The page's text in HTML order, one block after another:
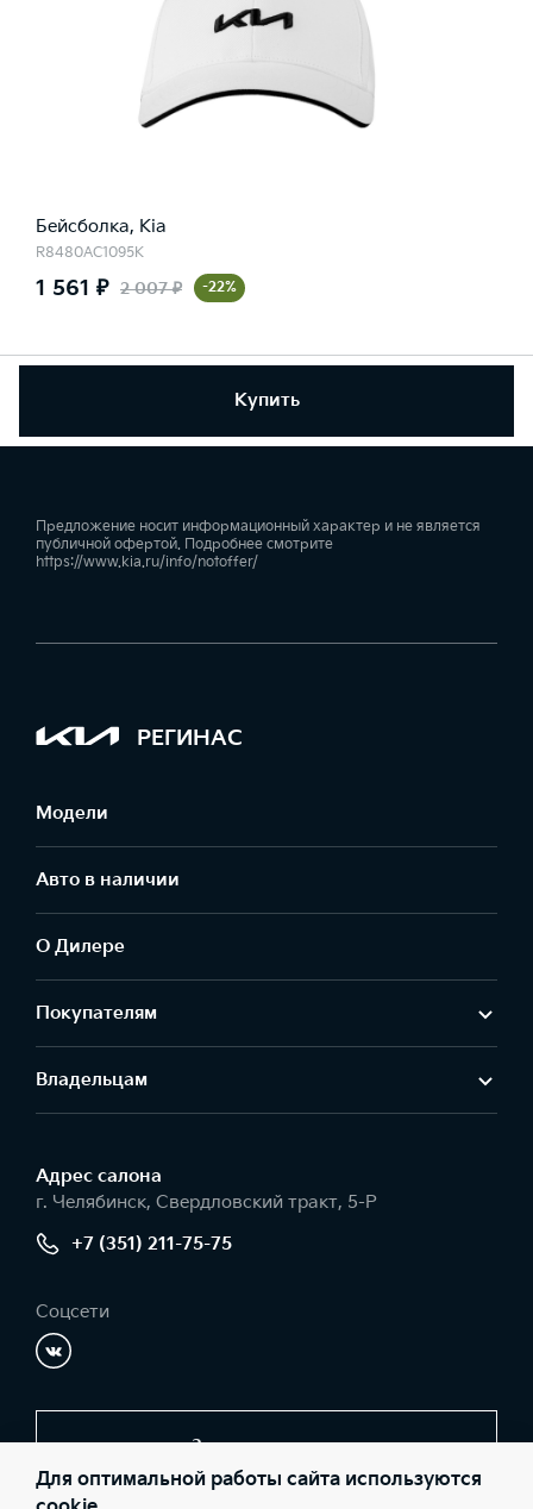
Купить
Бейсболка, Kia
R8480AC1095K
1 561 ₽ 2 007 ₽ -22%
Предложение носит информационный характер и не является
публичной офертой. Подробнее смотрите
https://www.kia.ru/info/notoffer/
РЕГИНАС
Модели
Авто в наличии
О Дилере
Покупателям
Владельцам
Адрес салонa
г. Челябинск, Свердловский тракт, 5-Р
+7 (351) 211-75-75
Соцсети
Заказать звонок
Для оптимальной работы сайта используются